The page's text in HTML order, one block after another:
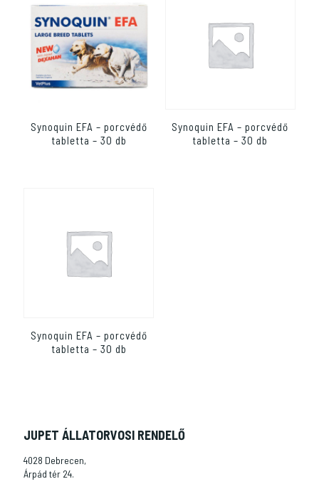
Synoquin EFA – porcvédő
tabletta – 30 db
Synoquin EFA – porcvédő
tabletta – 30 db
Synoquin EFA – porcvédő
tabletta – 30 db
JUPET ÁLLATORVOSI RENDELŐ
4028 Debrecen,
Árpád tér 24.